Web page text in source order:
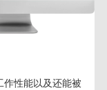
作性能以及还能被